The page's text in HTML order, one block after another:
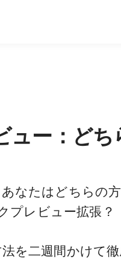
ー：どち
なたはどちらの
プレビュー拡張？
を二週間かけて